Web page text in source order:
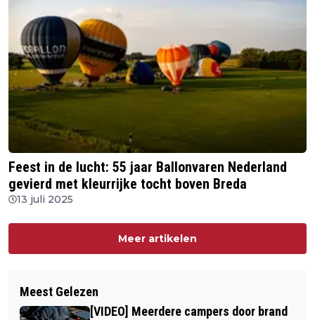
Feest in de lucht: 55 jaar Ballonvaren Nederland
gevierd met kleurrijke tocht boven Breda
13 juli 2025
Meer artikelen
Meest Gelezen
[VIDEO] Meerdere campers door brand